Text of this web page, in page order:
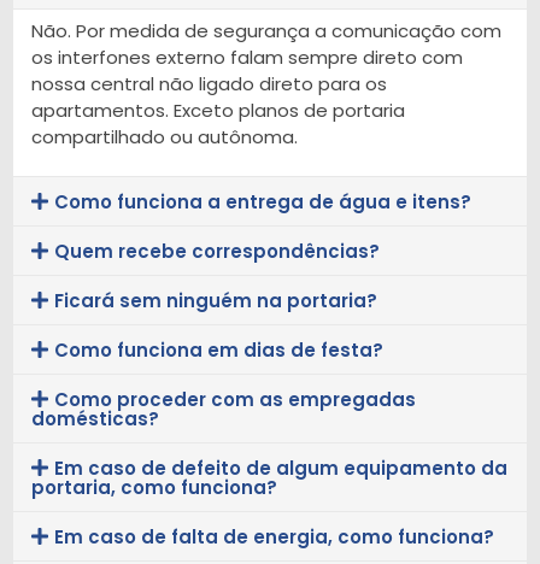
Não. Por medida de segurança a comunicação com
os interfones externo falam sempre direto com
nossa central não ligado direto para os
apartamentos. Exceto planos de portaria
compartilhado ou autônoma.
Como funciona a entrega de água e itens?
Quem recebe correspondências?
Ficará sem ninguém na portaria?
Como funciona em dias de festa?
Como proceder com as empregadas
domésticas?
Em caso de defeito de algum equipamento da
portaria, como funciona?
Em caso de falta de energia, como funciona?